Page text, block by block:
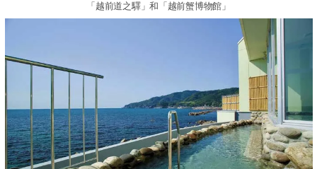
「越前道之驛」和「越前蟹博物館」